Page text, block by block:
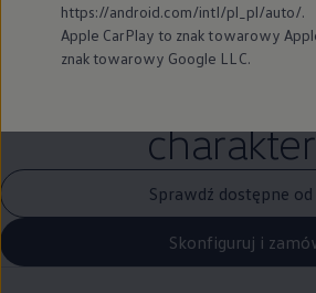
Sprawdź dostępne
Skonfiguruj i
https://android.com/intl/pl_pl/auto/.
Apple CarPlay to znak towarowy
znak towarowy Google LLC.